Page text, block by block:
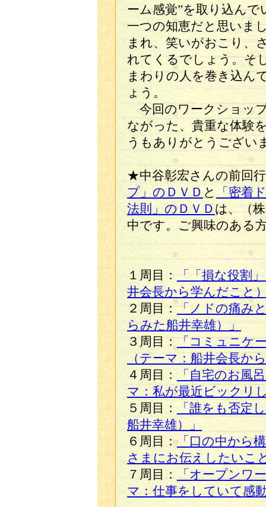
ーム感覚”を取り込ん
一つの知恵だと思いま
まれ、笑いがおこり、
れてくるでしょう。そ
まわりの人を巻き込ん
ょう。
今回のワークショッ
ながった、貴重な体験
うもありがとうござい
★中谷彰宏さんの前回
プ」のＤＶＤ と
「密着
法則」のＤＶＤ は、（
中です。ご興味のある
１周目：
「「損な役割
井会長から学んだこと
２周目： 「ノドの痛み
らみた船井幸雄）」
３周目：
「コミュニ
（テーマ：船井会長か
４周目：
「自宅のお風
マ：私が最近ビックリ
５周目：
「誰をも否定
船井幸雄）」
６周目：「口の中から
さまにお伝えしたいこ
７周目：
「オープンワ
マ：仕事をしていて感